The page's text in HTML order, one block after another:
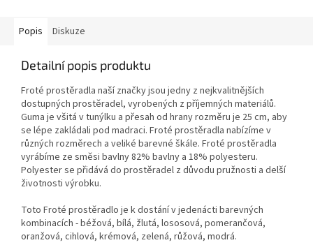
Popis Diskuze
Detailní popis produktu
Froté prostěradla naší značky jsou jedny z nejkvalitnějších
dostupných prostěradel, vyrobených z příjemných materiálů.
Guma je všitá v tunýlku a přesah od hrany rozměru je 25 cm, aby
se lépe zakládali pod madraci. Froté prostěradla nabízíme v
různých rozměrech a veliké barevné škále. Froté prostěradla
vyrábíme ze směsi bavlny 82% bavlny a 18% polyesteru.
Polyester se přidává do prostěradel z důvodu pružnosti a delší
životnosti výrobku.
Toto Froté prostěradlo je k dostání v jedenácti barevných
kombinacích - béžová, bílá, žlutá, lososová, pomerančová,
oranžová, cihlová, krémová, zelená, růžová, modrá.